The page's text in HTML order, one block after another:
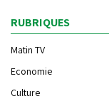
RUBRIQUES
Matin TV
Economie
Culture